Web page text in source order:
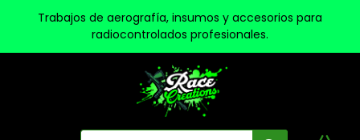
Trabajos de aerografía, insumos y accesorios para
radiocontrolados profesionales.